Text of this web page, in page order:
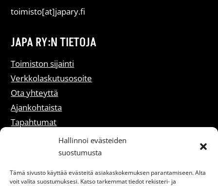
Hallinnoi evästeiden
suostumusta
Tämä sivusto käyttää evästeitä asiakaskokemuksen parantamiseen. Alta
voit valita suostumuksesi. Katso tarkemmat tiedot rekisteri- ja
toimisto[at]japary.fi
JAPA RY:N TIETOJA
Toimiston sijainti
Verkkolaskutusosoite
Ota yhteyttä
Ajankohtaista
Tapahtumat
Liity jäseneksi